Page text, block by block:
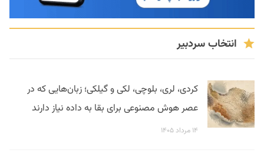
انتخاب سردبیر
کردی، لری، بلوچی، لکی و گیلکی؛ زبان‌هایی که در
عصر هوش مصنوعی برای بقا به داده نیاز دارند
۱۴ مرداد ۱۴۰۵